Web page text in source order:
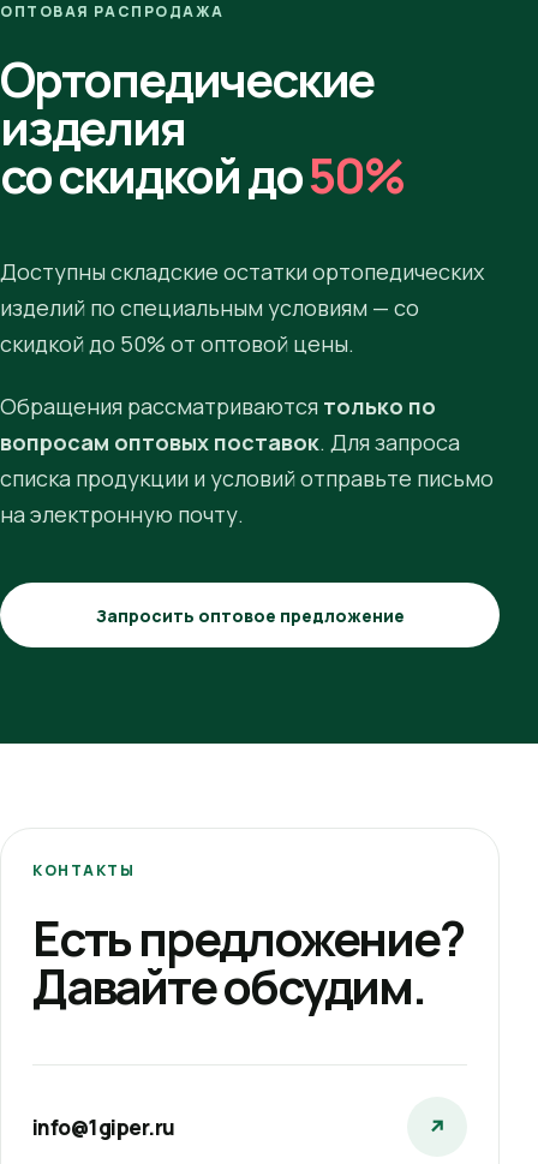
ОПТОВАЯ РАСПРОДАЖА
Ортопедические
изделия
со скидкой до50%
Доступны складские остатки ортопедических
изделий по специальным условиям — со
скидкой до 50% от оптовой цены.
Обращения рассматриваются только по
вопросам оптовых поставок. Для запроса
списка продукции и условий отправьте письмо
на электронную почту.
Запросить оптовое предложение
КОНТАКТЫ
Есть предложение?
Давайте обсудим.
info@1giper.ru ↗